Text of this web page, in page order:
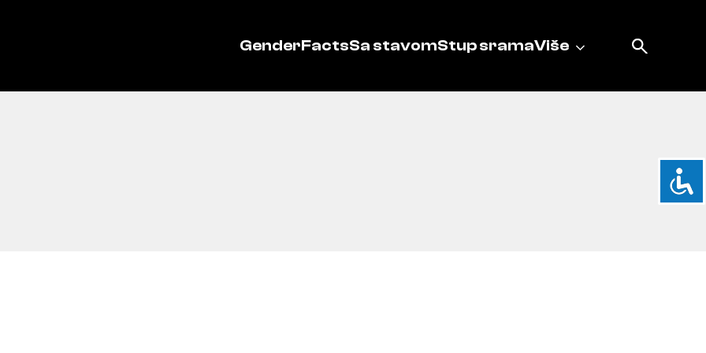
GenderFactsSa stavomStup sramaViše